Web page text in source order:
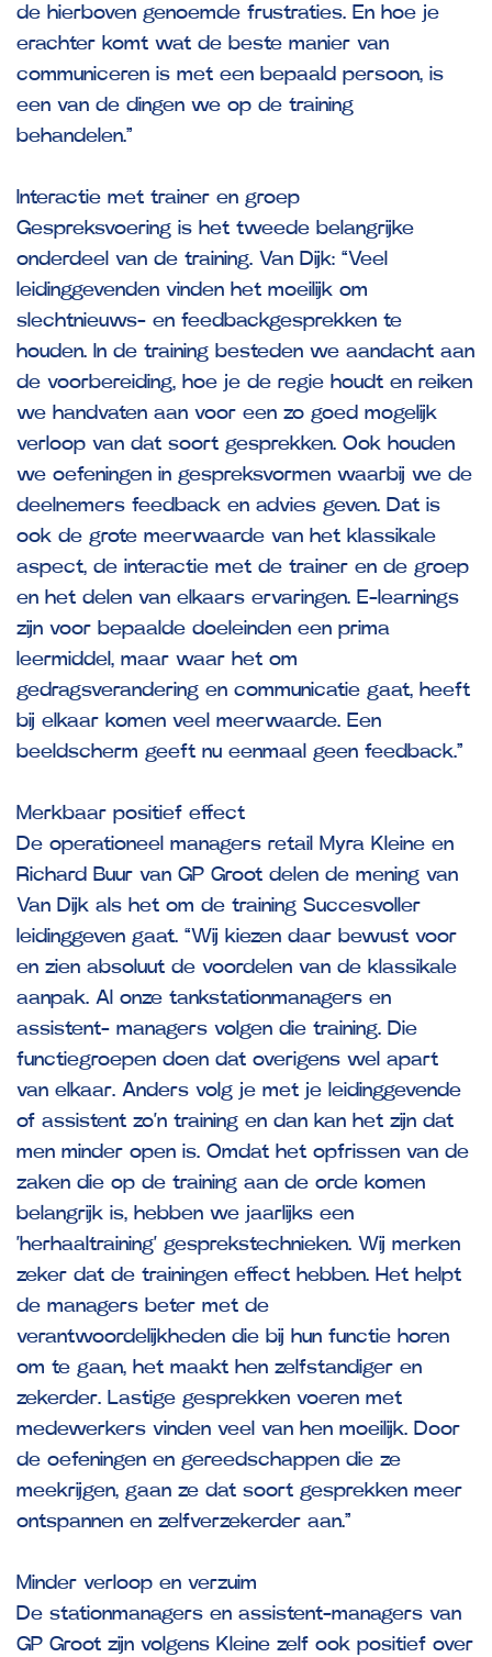
de hierboven genoemde frustraties. En hoe je
erachter komt wat de beste manier van
communiceren is met een bepaald persoon, is
een van de dingen we op de training
behandelen.”
Interactie met trainer en groep
Gespreksvoering is het tweede belangrijke
onderdeel van de training. Van Dijk: “Veel
leidinggevenden vinden het moeilijk om
slechtnieuws- en feedbackgesprekken te
houden. In de training besteden we aandacht aan
de voorbereiding, hoe je de regie houdt en reiken
we handvaten aan voor een zo goed mogelijk
verloop van dat soort gesprekken. Ook houden
we oefeningen in gespreksvormen waarbij we de
deelnemers feedback en advies geven. Dat is
ook de grote meerwaarde van het klassikale
aspect, de interactie met de trainer en de groep
en het delen van elkaars ervaringen. E-learnings
zijn voor bepaalde doeleinden een prima
leermiddel, maar waar het om
gedragsverandering en communicatie gaat, heeft
bij elkaar komen veel meerwaarde. Een
beeldscherm geeft nu eenmaal geen feedback.”
Merkbaar positief effect
De operationeel managers retail Myra Kleine en
Richard Buur van GP Groot delen de mening van
Van Dijk als het om de training Succesvoller
leidinggeven gaat. “Wij kiezen daar bewust voor
en zien absoluut de voordelen van de klassikale
aanpak. Al onze tankstationmanagers en
assistent- managers volgen die training. Die
functiegroepen doen dat overigens wel apart
van elkaar. Anders volg je met je leidinggevende
of assistent zo’n training en dan kan het zijn dat
men minder open is. Omdat het opfrissen van de
zaken die op de training aan de orde komen
belangrijk is, hebben we jaarlijks een
‘herhaaltraining’ gesprekstechnieken. Wij merken
zeker dat de trainingen effect hebben. Het helpt
de managers beter met de
verantwoordelijkheden die bij hun functie horen
om te gaan, het maakt hen zelfstandiger en
zekerder. Lastige gesprekken voeren met
medewerkers vinden veel van hen moeilijk. Door
de oefeningen en gereedschappen die ze
meekrijgen, gaan ze dat soort gesprekken meer
ontspannen en zelfverzekerder aan.”
Minder verloop en verzuim
De stationmanagers en assistent-managers van
GP Groot zijn volgens Kleine zelf ook positief over